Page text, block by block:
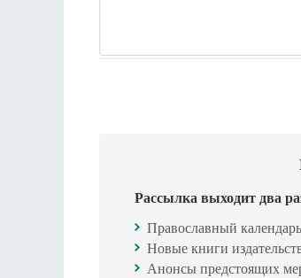
Рассылка выходит два
Православный
Новые книги
Анонсы предстоящих